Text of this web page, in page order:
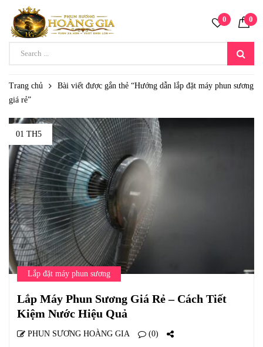
0 0
Trang chủ
Bài viết được gắn thẻ “Hướng dẫn lắp đặt máy phun sương
giá rẻ”
01 TH5
Lắp đặt máy phun sương
Lắp Máy Phun Sương Giá Rẻ – Cách Tiết
Kiệm Nước Hiệu Quả
PHUN SƯƠNG HOÀNG GIA (0)